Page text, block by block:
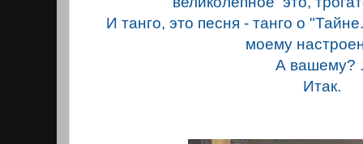
И танго, это песня - танго о
моему
А вашему?
Итак.